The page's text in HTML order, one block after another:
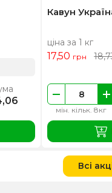
Кавун
ціна за 1 кг
17,50 грн
мін. кільк. 8кг
Всі